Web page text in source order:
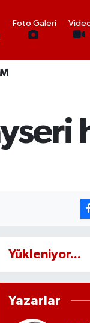
Foto Galeri
Yükleniyor...
Yazarlar